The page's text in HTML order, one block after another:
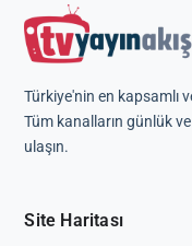
Türkiye'nin en kapsamlı
Tüm kanalların günlük
ulaşın.
Site Haritası